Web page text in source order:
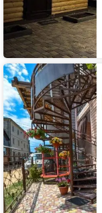
Гостевой
дом
Магнолия